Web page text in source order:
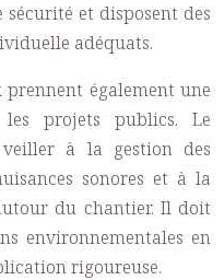
et disposent des
adéquats.
prennent également une
les projets publics. Le
à la gestion des
sonores et à la
du chantier. Il doit
environnementales en
rigoureuse.